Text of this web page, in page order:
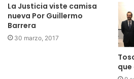
La Justicia viste camisa
nueva Por Guillermo
Barrera
30 marzo, 2017